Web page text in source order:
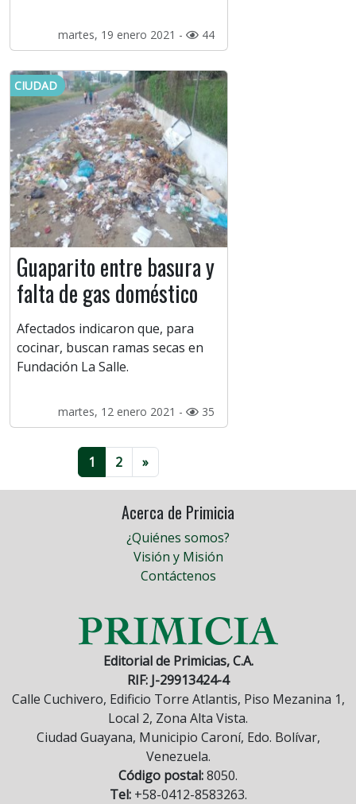
martes, 19 enero 2021 - 44
CIUDAD
Guaparito entre basura y
falta de gas doméstico
Afectados indicaron que, para
cocinar, buscan ramas secas en
Fundación La Salle.
martes, 12 enero 2021 - 35
1 2 »
Acerca de Primicia
¿Quiénes somos?
Visión y Misión
Contáctenos
Editorial de Primicias, C.A.
RIF: J-29913424-4
Calle Cuchivero, Edificio Torre Atlantis, Piso Mezanina 1,
Local 2, Zona Alta Vista.
Ciudad Guayana, Municipio Caroní, Edo. Bolívar,
Venezuela.
Código postal:8050.
Tel:+58-0412-8583263.